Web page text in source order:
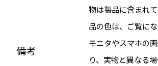
備考
物は製品に含まれ
品の色は、ご覧に
モニタやスマホの
り、実物と異なる場